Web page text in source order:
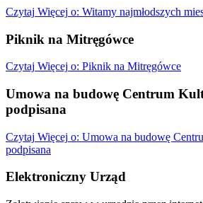
Czytaj Więcej o: Witamy najmłodszych
Piknik na Mitręgówce
Czytaj Więcej o: Piknik na Mitręgówce
Umowa na budowę Centrum
podpisana
Czytaj Więcej o: Umowa na budowę
podpisana
Elektroniczny Urząd